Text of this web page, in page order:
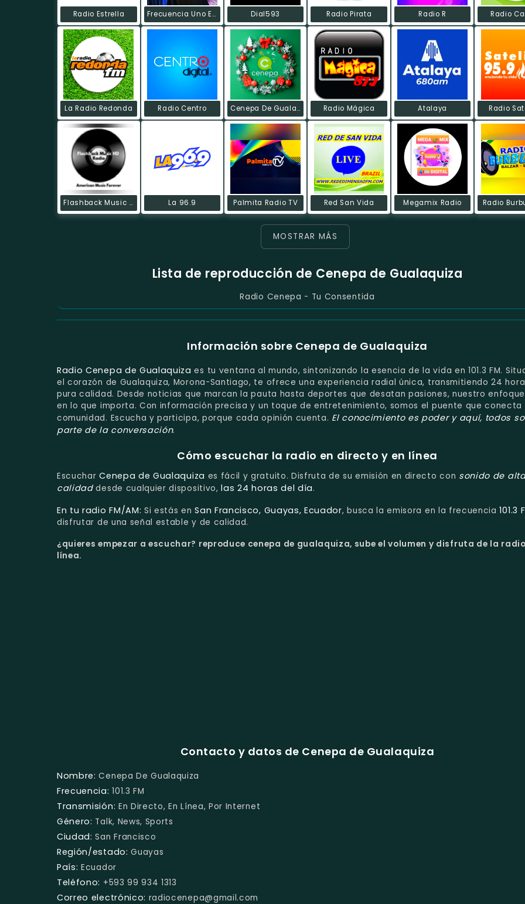
Radio Estrella Frecuencia Uno Ecuador Dial593 Radio Pirata Radio R Radio
La Radio Redonda Radio Centro Cenepa De Gualaquiza Radio Mágica Atalaya Radio
Flashback Music HD Radio La 96.9 Palmita Radio TV Red San Vida Megamix Radio Radio
MOSTRAR MÁS
Lista de reproducción de Cenepa de Gualaquiza
Radio Cenepa - Tu Consentida
Información sobre Cenepa de Gualaquiza
Radio Cenepa de Gualaquiza es tu ventana al mundo, sintonizando la esencia de la vida en 101.3 FM.
el corazón de Gualaquiza, Morona-Santiago, te ofrece una experiencia radial única, transmitiendo 24
pura calidad. Desde noticias que marcan la pauta hasta deportes que desatan pasiones, nuestro
en lo que importa. Con información precisa y un toque de entretenimiento, somos el puente que conecta
comunidad. Escucha y participa, porque cada opinión cuenta. El conocimiento es poder y aquí, todos
parte de la conversación.
Cómo escuchar la radio en directo y en línea
EscucharCenepa de Gualaquiza es fácil y gratuito. Disfruta de su emisión en directo con sonido de
calidaddesde cualquier dispositivo,las 24 horas del día.
En tu radio FM/AM: Si estás enSan Francisco, Guayas, Ecuador, busca la emisora en la frecuencia101.3
disfrutar de una señal estable y de calidad.
¿quieres empezar a escuchar? reproduce cenepa de gualaquiza, sube el volumen y disfruta de la
línea.
Contacto y datos de Cenepa de Gualaquiza
Nombre: Cenepa De Gualaquiza
Frecuencia: 101.3 FM
Transmisión: En Directo, En Línea, Por Internet
Género: Talk, News, Sports
Ciudad: San Francisco
Región/estado: Guayas
País: Ecuador
Teléfono: +593 99 934 1313
Correo electrónico: radiocenepa@gmail.com